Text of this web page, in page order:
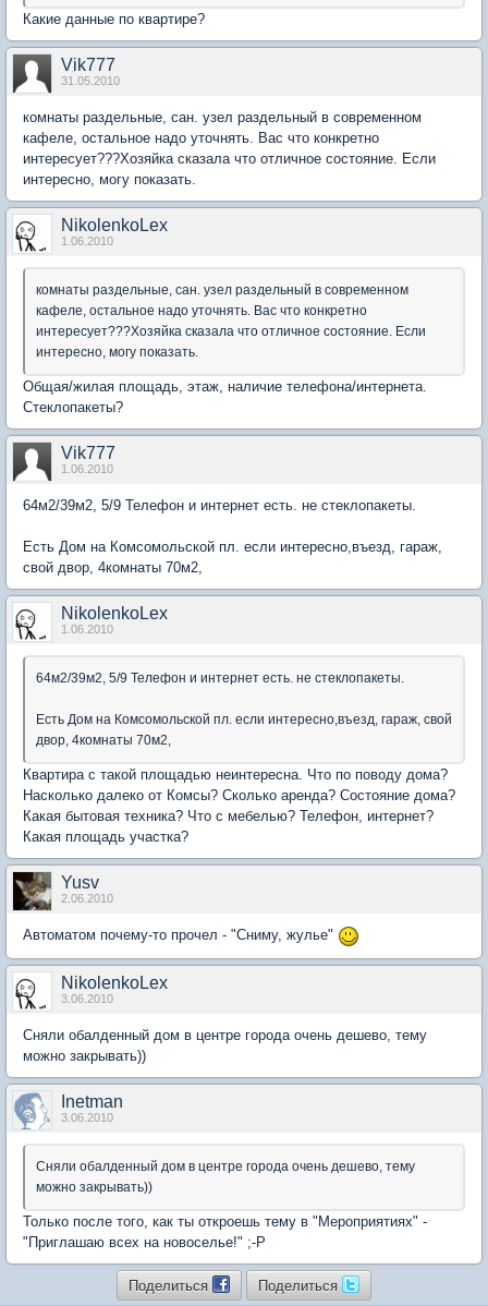
Какие данные по квартире?
Vik777
31.05.2010
комнаты раздельные, сан. узел раздельный в современном
кафеле, остальное надо уточнять. Вас что конкретно
интересует???Хозяйка сказала что отличное состояние. Если
интересно, могу показать.
NikolenkoLex
1.06.2010
комнаты раздельные, сан. узел раздельный в современном
кафеле, остальное надо уточнять. Вас что конкретно
интересует???Хозяйка сказала что отличное состояние. Если
интересно, могу показать.
Общая/жилая площадь, этаж, наличие телефона/интернета.
Стеклопакеты?
Vik777
1.06.2010
64м2/39м2, 5/9 Телефон и интернет есть. не стеклопакеты.
Есть Дом на Комсомольской пл. если интересно,въезд, гараж,
свой двор, 4комнаты 70м2,
NikolenkoLex
1.06.2010
64м2/39м2, 5/9 Телефон и интернет есть. не стеклопакеты.
Есть Дом на Комсомольской пл. если интересно,въезд, гараж, свой
двор, 4комнаты 70м2,
Квартира с такой площадью неинтересна. Что по поводу дома?
Насколько далеко от Комсы? Сколько аренда? Состояние дома?
Какая бытовая техника? Что с мебелью? Телефон, интернет?
Какая площадь участка?
Yusv
2.06.2010
Автоматом почему-то прочел - "Сниму, жулье"
NikolenkoLex
3.06.2010
Сняли обалденный дом в центре города очень дешево, тему
можно закрывать))
Inetman
3.06.2010
Сняли обалденный дом в центре города очень дешево, тему
можно закрывать))
Только после того, как ты откроешь тему в "Мероприятиях" -
"Приглашаю всех на новоселье!" ;-Р
Поделиться Поделиться